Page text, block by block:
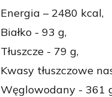
Energia – 2480 kcal,
Białko - 93 g,
Tłuszcze - 79 g,
Kwasy tłuszczowe
Węglowodany - 361